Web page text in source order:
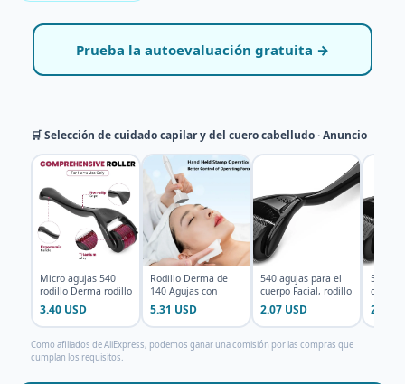
Prueba la autoevaluación gratuita →
🛒 Selección de cuidado capilar y del cuero cabelludo · Anuncio
Micro agujas 540
rodillo Derma rodillo
profesional de titani
3.40 USD
Rodillo Derma de
140 Agujas con
Longitud de Aguja
Ajustable
5.31 USD
540 agujas para el
cuerpo Facial, rodillo
Derma para el crec
2.07 USD
540
cuerpo
Derma
2.47
Como afiliados de AliExpress, podemos ganar una comisión por las compras que
cumplan los requisitos.